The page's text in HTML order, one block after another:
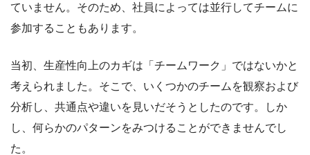
ていません。そのため、社員によっては並行してチームに
参加することもあります。
当初、生産性向上のカギは「チームワーク」ではないかと
考えられました。そこで、いくつかのチームを観察および
分析し、共通点や違いを見いだそうとしたのです。しか
し、何らかのパターンをみつけることができませんでし
た。